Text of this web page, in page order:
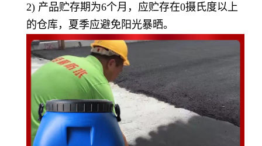
2) 产品贮存期为6个月，应贮存在0摄氏度以上
的仓库，夏季应避免阳光暴晒。